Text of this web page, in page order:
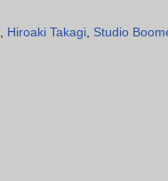
Hiroaki Takagi Studio